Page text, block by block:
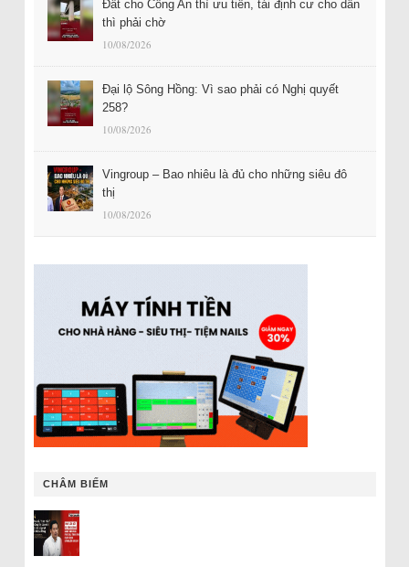
Đất cho Công An thì ưu tiên, tái định cư cho dân
thì phải chờ
10/08/2026
Đại lộ Sông Hồng: Vì sao phải có Nghị quyết
258?
10/08/2026
Vingroup – Bao nhiêu là đủ cho những siêu đô
thị
10/08/2026
CHÂM BIẾM